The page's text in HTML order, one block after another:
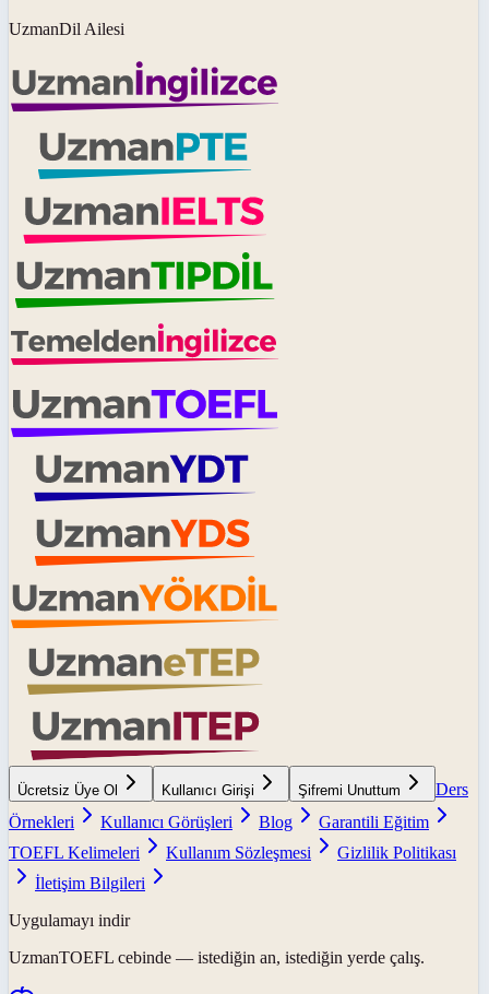
UzmanDil Ailesi
Ücretsiz Üye Ol Kullanıcı Girişi Şifremi Unuttum
Ders
Örnekleri
Kullanıcı Görüşleri Blog
Garantili Eğitim
TOEFL Kelimeleri
Kullanım Sözleşmesi
Gizlilik Politikası
İletişim Bilgileri
Uygulamayı indir
UzmanTOEFL cebinde — istediğin an, istediğin yerde çalış.